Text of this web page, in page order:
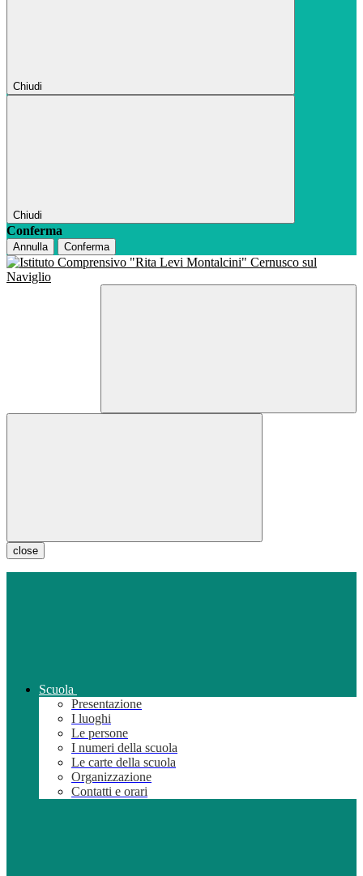
Chiudi
Chiudi
Conferma
Annulla Conferma
close
Scuola
Presentazione
I luoghi
Le persone
I numeri della scuola
Le carte della scuola
Organizzazione
Contatti e orari